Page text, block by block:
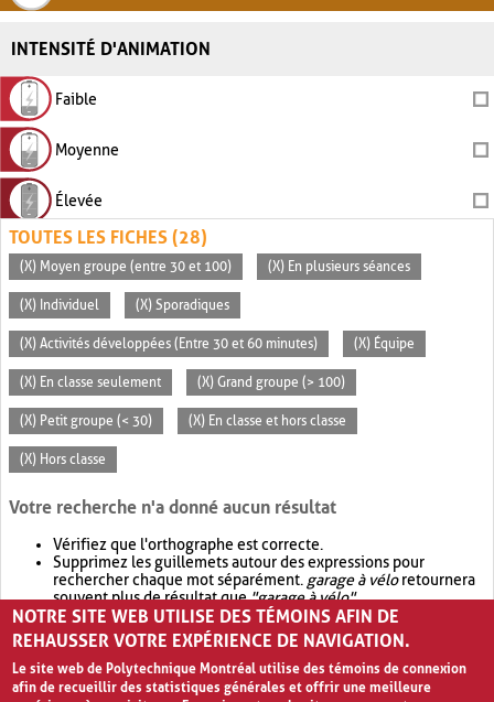
INTENSITÉ D'ANIMATION
Faible
Moyenne
Élevée
TOUTES LES FICHES (28)
(X) Moyen groupe (entre 30 et 100) (X) En plusieurs séances
(X) Individuel (X) Sporadiques
(X) Activités développées (Entre 30 et 60 minutes) (X) Équipe
(X) En classe seulement (X) Grand groupe (> 100)
(X) Petit groupe (< 30) (X) En classe et hors classe
(X) Hors classe
Votre recherche n'a donné aucun résultat
Vérifiez que l'orthographe est correcte.
Supprimez les guillemets autour des expressions pour
rechercher chaque mot séparément. garage à véloretournera
souvent plus de résultat que"garage à vélo".
Envisagez d'élargir votre recherche avec OR.garage OR vélo
retournera souvent plus de résultat quegarage à vélo
NOTRE SITE WEB UTILISE DES TÉMOINS AFIN DE
REHAUSSER VOTRE EXPÉRIENCE DE NAVIGATION.
Le site web de Polytechnique Montréal utilise des témoins de connexion
afin de recueillir des statistiques générales et offrir une meilleure